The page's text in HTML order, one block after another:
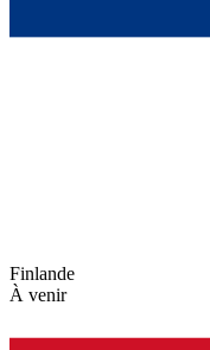
Finlande
À venir